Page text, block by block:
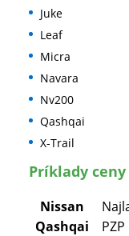
Juke
Leaf
Micra
Navara
Nv200
Qashqai
X-Trail
Príklady ceny
Nissan
Qashqai
PZP